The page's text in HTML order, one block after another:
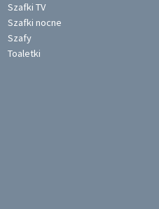
Szafki TV
Szafki nocne
Szafy
Toaletki